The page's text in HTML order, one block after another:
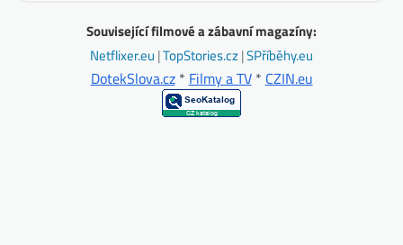
Související filmové a zábavní magazíny:
Netflixer.eu |TopStories.cz|SPříběhy.eu
DotekSlova.cz* Filmy a TV* CZIN.eu